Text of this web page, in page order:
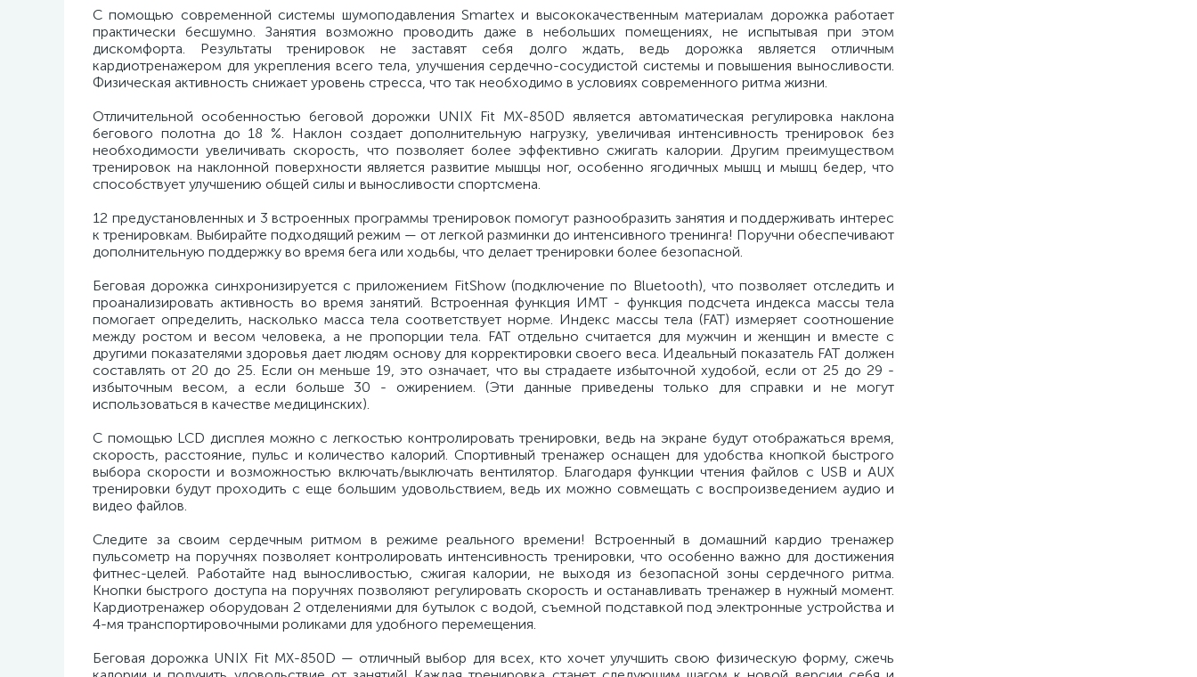
С помощью современной системы шумоподавления Smartex и высококачественным материалам дорожка работает
практически бесшумно. Занятия возможно проводить даже в небольших помещениях, не испытывая при этом
дискомфорта. Результаты тренировок не заставят себя долго ждать, ведь дорожка является отличным
кардиотренажером для укрепления всего тела, улучшения сердечно-сосудистой системы и повышения выносливости.
Физическая активность снижает уровень стресса, что так необходимо в условиях современного ритма жизни.
Отличительной особенностью беговой дорожки UNIX Fit MX-850D является автоматическая регулировка наклона
бегового полотна до 18 %. Наклон создает дополнительную нагрузку, увеличивая интенсивность тренировок без
необходимости увеличивать скорость, что позволяет более эффективно сжигать калории. Другим преимуществом
тренировок на наклонной поверхности является развитие мышцы ног, особенно ягодичных мышц и мышц бедер, что
способствует улучшению общей силы и выносливости спортсмена.
12 предустановленных и 3 встроенных программы тренировок помогут разнообразить занятия и поддерживать интерес
к тренировкам. Выбирайте подходящий режим — от легкой разминки до интенсивного тренинга! Поручни обеспечивают
дополнительную поддержку во время бега или ходьбы, что делает тренировки более безопасной.
Беговая дорожка синхронизируется с приложением FitShow (подключение по Bluetooth), что позволяет отследить и
проанализировать активность во время занятий. Встроенная функция ИМТ - функция подсчета индекса массы тела
помогает определить, насколько масса тела соответствует норме. Индекс массы тела (FAT) измеряет соотношение
между ростом и весом человека, а не пропорции тела. FAT отдельно считается для мужчин и женщин и вместе с
другими показателями здоровья дает людям основу для корректировки своего веса. Идеальный показатель FAT должен
составлять от 20 до 25. Если он меньше 19, это означает, что вы страдаете избыточной худобой, если от 25 до 29 -
избыточным весом, а если больше 30 - ожирением. (Эти данные приведены только для справки и не могут
использоваться в качестве медицинских).
С помощью LCD дисплея можно с легкостью контролировать тренировки, ведь на экране будут отображаться время,
скорость, расстояние, пульс и количество калорий. Спортивный тренажер оснащен для удобства кнопкой быстрого
выбора скорости и возможностью включать/выключать вентилятор. Благодаря функции чтения файлов с USB и AUX
тренировки будут проходить с еще большим удовольствием, ведь их можно совмещать с воспроизведением аудио и
видео файлов.
Следите за своим сердечным ритмом в режиме реального времени! Встроенный в домашний кардио тренажер
пульсометр на поручнях позволяет контролировать интенсивность тренировки, что особенно важно для достижения
фитнес-целей. Работайте над выносливостью, сжигая калории, не выходя из безопасной зоны сердечного ритма.
Кнопки быстрого доступа на поручнях позволяют регулировать скорость и останавливать тренажер в нужный момент.
Кардиотренажер оборудован 2 отделениями для бутылок с водой, съемной подставкой под электронные устройства и
4-мя транспортировочными роликами для удобного перемещения.
Беговая дорожка UNIX Fit MX-850D — отличный выбор для всех, кто хочет улучшить свою физическую форму, сжечь